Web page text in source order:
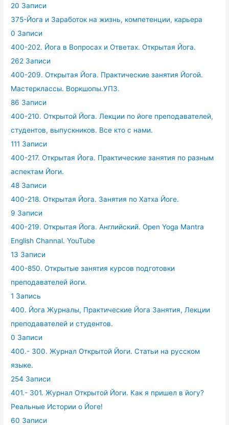
20 Записи
375-Йога и Заработок на жизнь, компетенции, карьера
0 Записи
400-202. Йога в Вопросах и Ответах. Открытая Йога.
262 Записи
400-209. Открытая Йога. Практические занятия Йогой.
Мастерклассы. Воркшопы.УПЗ.
86 Записи
400-210. Открытой Йога. Лекции по йоге преподавателей,
студентов, выпускников. Все кто с нами.
111 Записи
400-217. Открытая Йога. Практические занятия по разным
аспектам Йоги.
48 Записи
400-218. Открытая Йога. Занятия по Хатха Йоге.
9 Записи
400-219. Открытая Йога. Английский. Open Yoga Mantra
English Channal. YouTube
13 Записи
400-850. Открытые занятия курсов подготовки
преподавателей йоги.
1 Запись
400. Йога Журналы, Практические Йога Занятия, Лекции
преподавателей и студентов.
0 Записи
400.- 300. Журнал Открытой Йоги. Статьи на русском
языке.
254 Записи
401.- 301. Журнал Открытой Йоги. Как я пришел в йогу?
Реальные Истории о Йоге!
60 Записи